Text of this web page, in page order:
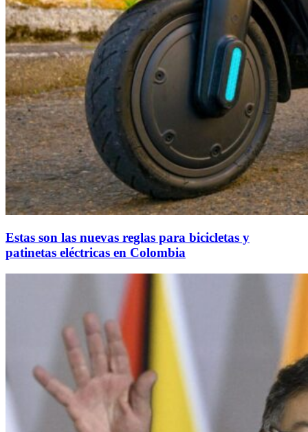
Estas son las nuevas reglas para bicicletas y
patinetas eléctricas en Colombia